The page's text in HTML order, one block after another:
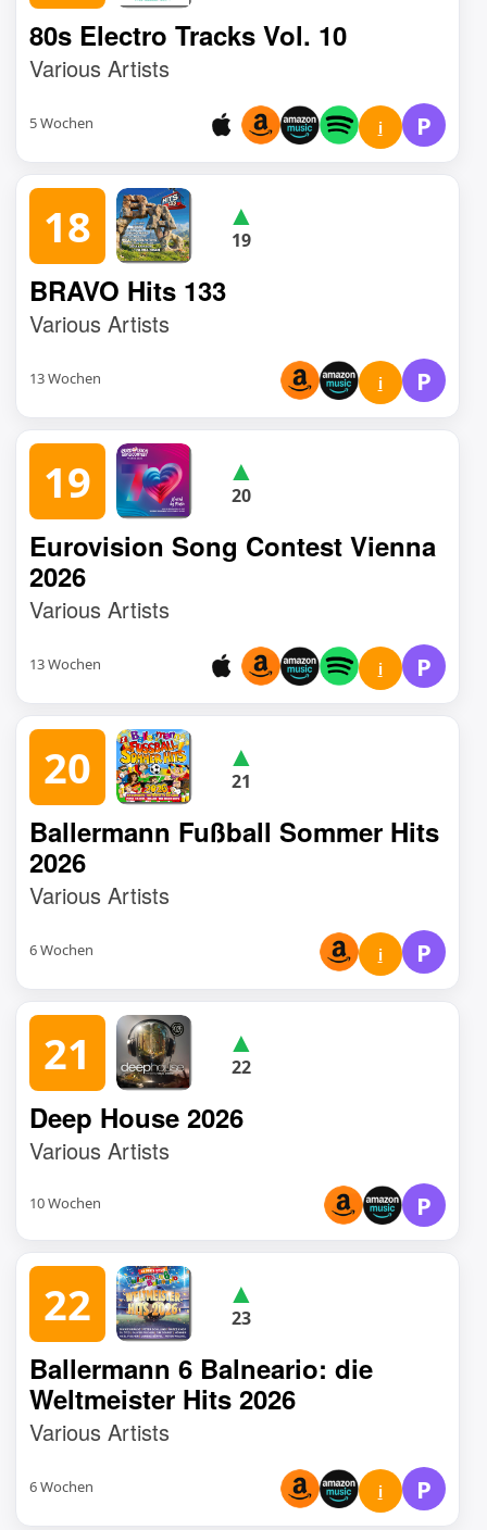
80s Electro Tracks Vol. 10
Various Artists
5 Wochen i P
18 ▲
19
BRAVO Hits 133
Various Artists
13 Wochen i P
19 ▲
20
Eurovision Song Contest Vienna
2026
Various Artists
13 Wochen i P
20 ▲
21
Ballermann Fußball Sommer Hits
2026
Various Artists
6 Wochen i P
21 ▲
22
Deep House 2026
Various Artists
10 Wochen P
22 ▲
23
Ballermann 6 Balneario: die
Weltmeister Hits 2026
Various Artists
6 Wochen i P